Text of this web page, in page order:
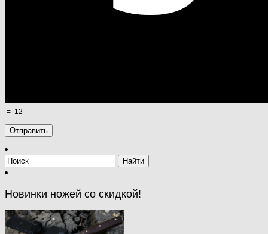
= 12
Новинки ножей со скидкой!